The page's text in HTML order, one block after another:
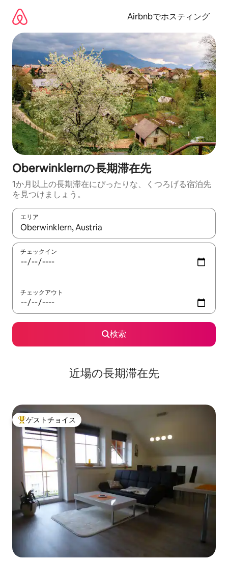
Airbnbでホスティング
Oberwinklernの長期滞在先
1か月以上の長期滞在にぴったりな、くつろげる宿泊先
を見つけましょう。
エリア
検索結果が表示されたら、上下の矢印キーを使って移動するか
チェックイン
チェックアウト
検索
近場の長期滞在先
大好評のゲストチョイスです。
ゲストチョイス